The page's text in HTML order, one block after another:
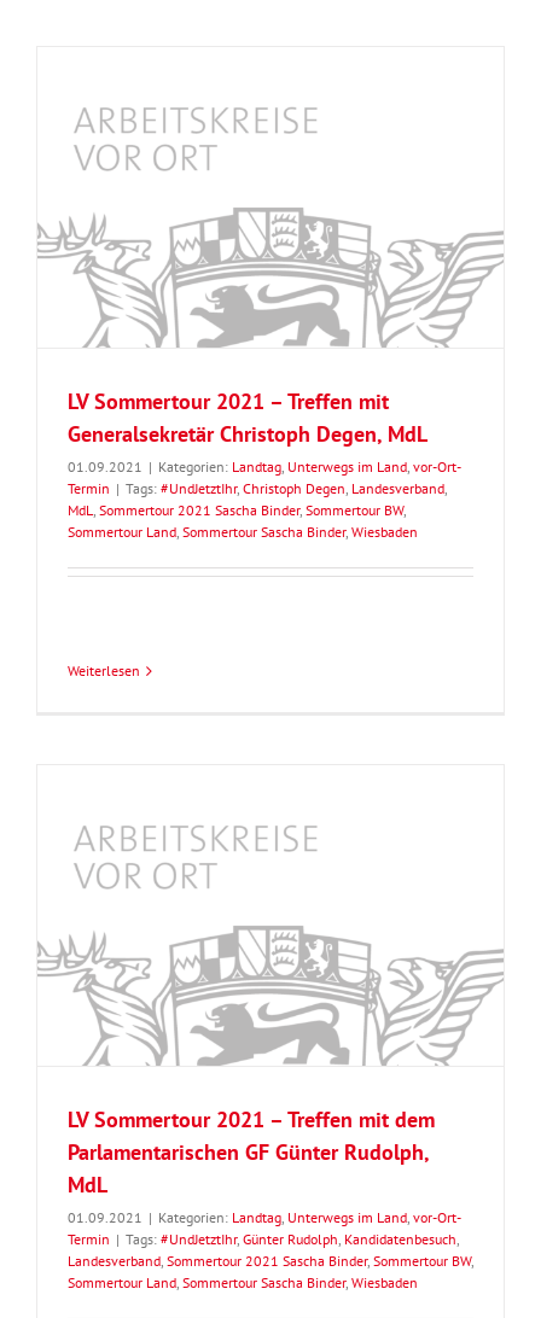
LV Sommertour 2021 – Treffen mit
Generalsekretär Christoph Degen, MdL
01.09.2021 | Kategorien: Landtag, Unterwegs im Land, vor-Ort-
Termin | Tags: #UndJetztIhr, Christoph Degen, Landesverband,
MdL, Sommertour 2021 Sascha Binder, Sommertour BW,
Sommertour Land, Sommertour Sascha Binder, Wiesbaden
Weiterlesen
LV Sommertour 2021 – Treffen mit dem
Parlamentarischen GF Günter Rudolph,
MdL
01.09.2021 | Kategorien: Landtag, Unterwegs im Land, vor-Ort-
Termin | Tags: #UndJetztIhr, Günter Rudolph, Kandidatenbesuch,
Landesverband, Sommertour 2021 Sascha Binder, Sommertour BW,
Sommertour Land, Sommertour Sascha Binder, Wiesbaden